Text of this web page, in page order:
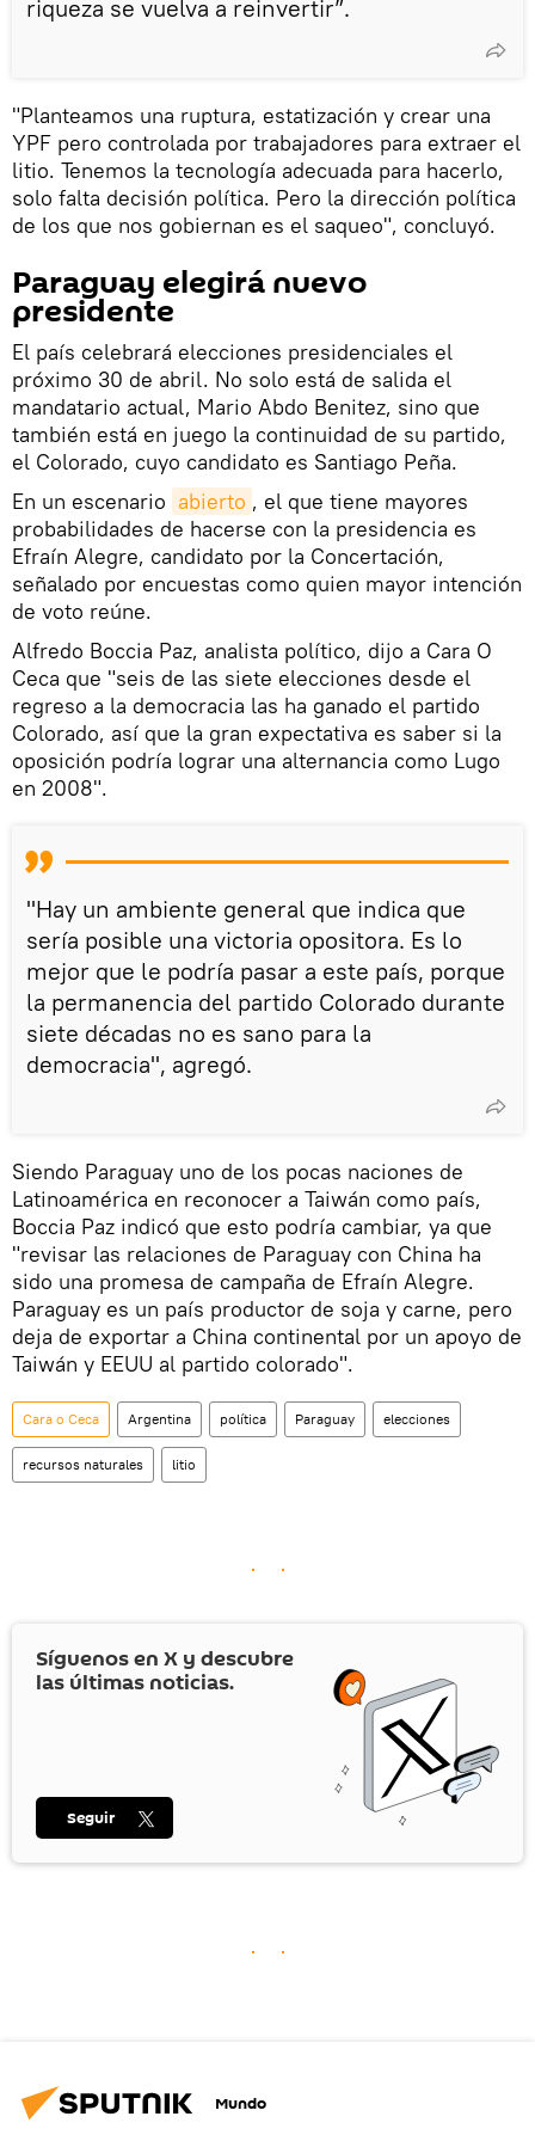
riqueza se vuelva a reinvertir”.
"Planteamos una ruptura, estatización y crear una
YPF pero controlada por trabajadores para extraer el
litio. Tenemos la tecnología adecuada para hacerlo,
solo falta decisión política. Pero la dirección política
de los que nos gobiernan es el saqueo", concluyó.
Paraguay elegirá nuevo
presidente
El país celebrará elecciones presidenciales el
próximo 30 de abril. No solo está de salida el
mandatario actual, Mario Abdo Benitez, sino que
también está en juego la continuidad de su partido,
el Colorado, cuyo candidato es Santiago Peña.
En un escenario abierto , el que tiene mayores
probabilidades de hacerse con la presidencia es
Efraín Alegre, candidato por la Concertación,
señalado por encuestas como quien mayor intención
de voto reúne.
Alfredo Boccia Paz, analista político, dijo a Cara O
Ceca que "seis de las siete elecciones desde el
regreso a la democracia las ha ganado el partido
Colorado, así que la gran expectativa es saber si la
oposición podría lograr una alternancia como Lugo
en 2008".
"Hay un ambiente general que indica que
sería posible una victoria opositora. Es lo
mejor que le podría pasar a este país, porque
la permanencia del partido Colorado durante
siete décadas no es sano para la
democracia", agregó.
Siendo Paraguay uno de los pocas naciones de
Latinoamérica en reconocer a Taiwán como país,
Boccia Paz indicó que esto podría cambiar, ya que
"revisar las relaciones de Paraguay con China ha
sido una promesa de campaña de Efraín Alegre.
Paraguay es un país productor de soja y carne, pero
deja de exportar a China continental por un apoyo de
Taiwán y EEUU al partido colorado".
Cara o Ceca Argentina política Paraguay elecciones
recursos naturales litio
Síguenos en X y descubre
las últimas noticias.
Seguir
Mundo